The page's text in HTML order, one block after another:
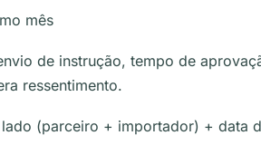
mês
de instrução, tempo de
ressentimento.
(parceiro + importador) + data